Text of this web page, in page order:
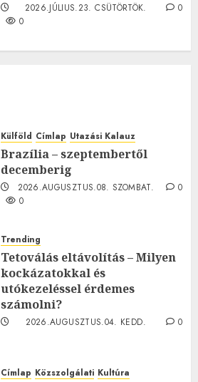
2026.JÚLIUS.23. CSÜTÖRTÖK.
0
0
Külföld Címlap Utazási Kalauz
Brazília – szeptembertől
decemberig
2026.AUGUSZTUS.08. SZOMBAT.
0
0
Trending
Tetoválás eltávolítás – Milyen
kockázatokkal és
utókezeléssel érdemes
számolni?
2026.AUGUSZTUS.04. KEDD.
0
Címlap Közszolgálati Kultúra